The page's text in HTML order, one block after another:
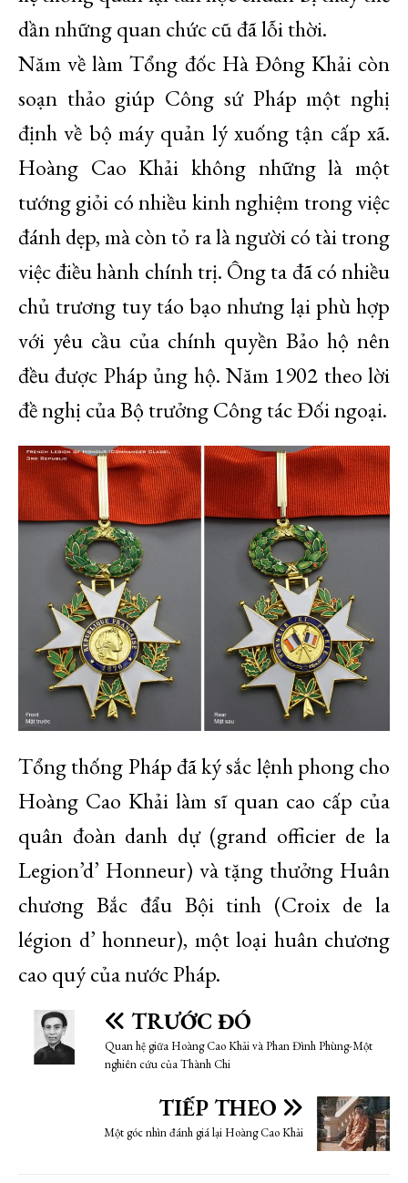
dần những quan chức cũ đã lỗi thời.
Năm về làm Tổng đốc Hà Đông Khải còn
soạn thảo giúp Công sứ Pháp một nghị
định về bộ máy quản lý xuống tận cấp xã.
Hoàng Cao Khải không những là một
tướng giỏi có nhiều kinh nghiệm trong việc
đánh dẹp, mà còn tỏ ra là người có tài trong
việc điều hành chính trị. Ông ta đã có nhiều
chủ trương tuy táo bạo nhưng lại phù hợp
với yêu cầu của chính quyền Bảo hộ nên
đều được Pháp ủng hộ. Năm 1902 theo lời
đề nghị của Bộ trưởng Công tác Đối ngoại.
Tổng thống Pháp đã ký sắc lệnh phong cho
Hoàng Cao Khải làm sĩ quan cao cấp của
quân đoàn danh dự (grand officier de la
Legion’d’ Honneur) và tặng thưởng Huân
chương Bắc đẩu Bội tinh (Croix de la
légion d’ honneur), một loại huân chương
cao quý của nước Pháp.
TRƯỚC ĐÓ
Quan hệ giữa Hoàng Cao Khải và Phan Đình Phùng-Một
nghiên cứu của Thành Chi
TIẾP THEO
Một góc nhìn đánh giá lại Hoàng Cao Khải